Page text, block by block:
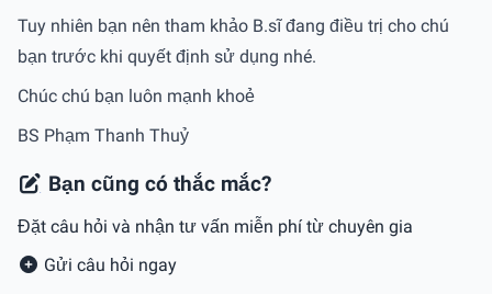
Tuy nhiên bạn nên tham khảo B.sĩ đang điều trị cho chú
bạn trước khi quyết định sử dụng nhé.
Chúc chú bạn luôn mạnh khoẻ
BS Phạm Thanh Thuỷ
Bạn cũng có thắc mắc?
Đặt câu hỏi và nhận tư vấn miễn phí từ chuyên gia
Gửi câu hỏi ngay